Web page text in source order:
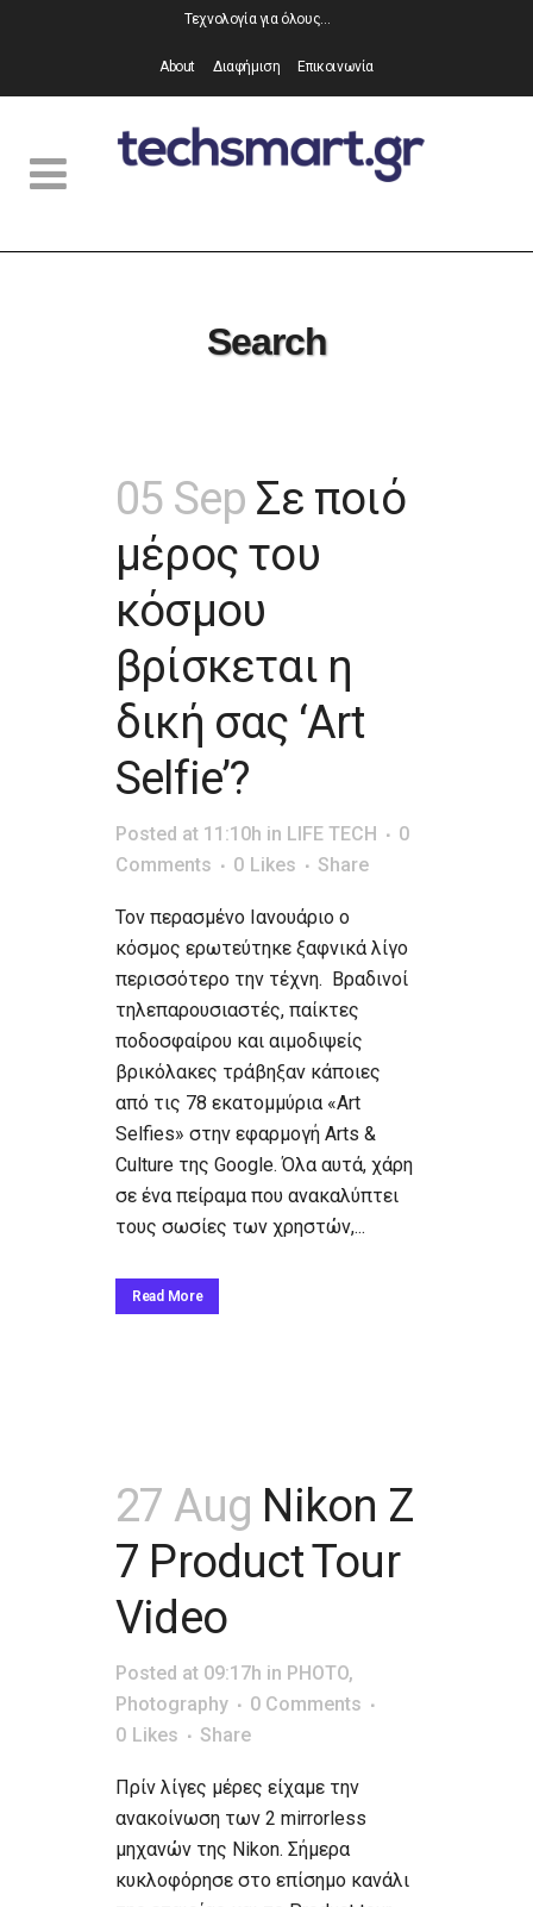
Τεχνολογία για όλους…
About Διαφήμιση Επικοινωνία
Search
05 Sep Σε ποιό
μέρος του
κόσμου
βρίσκεται η
δική σας ‘Art
Selfie’?
Posted at 11:10h in LIFE TECH
0
Comments
0 Likes Share
Τον περασμένο Ιανουάριο ο
κόσμος ερωτεύτηκε ξαφνικά λίγο
περισσότερο την τέχνη. Βραδινοί
τηλεπαρουσιαστές, παίκτες
ποδοσφαίρου και αιμοδιψείς
βρικόλακες τράβηξαν κάποιες
από τις 78 εκατομμύρια «Art
Selfies» στην εφαρμογή Arts &
Culture της Google. Όλα αυτά, χάρη
σε ένα πείραμα που ανακαλύπτει
τους σωσίες των χρηστών,...
Read More
27 Aug Nikon Z
7 Product Tour
Video
Posted at 09:17h in PHOTO,
Photography
0 Comments
0 Likes Share
Πρίν λίγες μέρες είχαμε την
ανακοίνωση των 2 mirrorless
μηχανών της Nikon. Σήμερα
κυκλοφόρησε στο επίσημο κανάλι